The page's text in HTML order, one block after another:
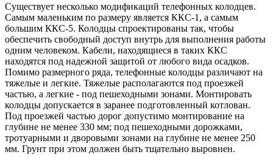
Существует несколько модификаций телефонных колодцев.
Самым маленьким по размеру является ККС-1, а самым
большим ККС-5. Колодцы спроектированы так, чтобы
обеспечить свободный доступ внутрь для выполнения работы
одним человеком. Кабели, находящиеся в таких ККС
находятся под надежной защитой от любого вида осадков.
Помимо размерного ряда, телефонные колодцы различают на
тяжелые и легкие. Тяжелые располагаются под проезжей
частью, а легкие - под пешеходными зонами. Монтировать
колодцы допускается в заранее подготовленный котлован.
Под проезжей частью дорог допустимо монтирование на
глубине не менее 330 мм; под пешеходными дорожками,
тротуарными и дворовыми зонами на глубине не менее 250
мм. Грунт при этом должен быть тщательно выровнен.